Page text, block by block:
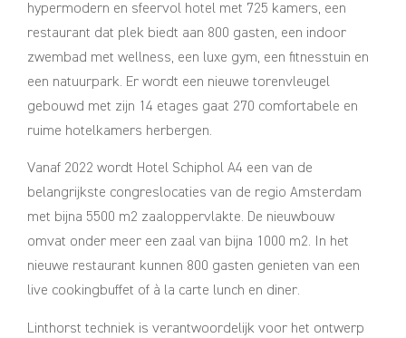
hypermodern en sfeervol hotel met 725 kamers, een
restaurant dat plek biedt aan 800 gasten, een indoor
zwembad met wellness, een luxe gym, een fitnesstuin en
een natuurpark. Er wordt een nieuwe torenvleugel
gebouwd met zijn 14 etages gaat 270 comfortabele en
ruime hotelkamers herbergen.
Vanaf 2022 wordt Hotel Schiphol A4 een van de
belangrijkste congreslocaties van de regio Amsterdam
met bijna 5500 m2 zaaloppervlakte. De nieuwbouw
omvat onder meer een zaal van bijna 1000 m2. In het
nieuwe restaurant kunnen 800 gasten genieten van een
live cookingbuffet of à la carte lunch en diner.
Linthorst techniek is verantwoordelijk voor het ontwerp